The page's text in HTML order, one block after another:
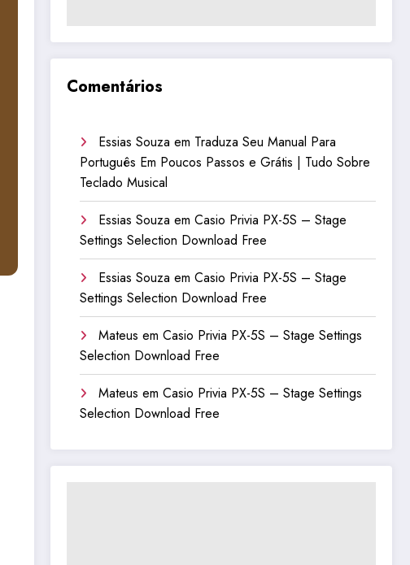
Comentários
Essias Souza em Traduza Seu Manual Para
Português Em Poucos Passos e Grátis | Tudo Sobre
Teclado Musical
Essias Souza emCasio Privia PX-5S – Stage
Settings Selection Download Free
Essias Souza emCasio Privia PX-5S – Stage
Settings Selection Download Free
Mateus emCasio Privia PX-5S – Stage Settings
Selection Download Free
Mateus emCasio Privia PX-5S – Stage Settings
Selection Download Free